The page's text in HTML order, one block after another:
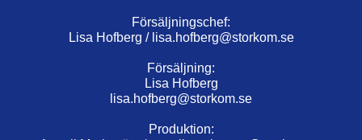
Försäljningschef:
Lisa Hofberg / lisa.hofberg@storkom.se
Försäljning:
Lisa Hofberg
lisa.hofberg@storkom.se
Produktion: